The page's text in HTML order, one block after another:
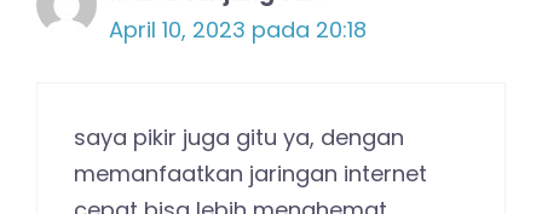
April 10, 2023 pada 20:18
saya pikir juga gitu ya, dengan
memanfaatkan jaringan internet